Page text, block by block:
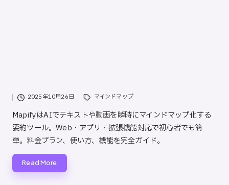
2025年10月26日 マインドマップ
MapifyはAIでテキストや動画を瞬時にマインドマップ化する
要約ツール。Web・アプリ・拡張機能対応で初心者でも簡
単。料金プラン、使い方、機能を完全ガイド。
Read More